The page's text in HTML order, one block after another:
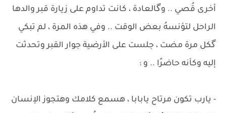
أخرى قُصي .. وگالعادة ، كانت تداوم على زيارة قبر والدها
الراحل لتؤنسهُ بعض الوقت .. وفي هذه المرة ، لم تبكي
گكل مرة مضت ، جلست على الأرضية جوار القبر وتحدثت
إليه وكأنه حاضرًا .. و :
- يارب تكون مرتاح يابابا ، هسمع كلامك وهتجوز الإنسان